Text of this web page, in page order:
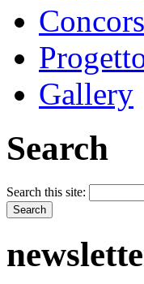
Gallery
Search
Search this site: